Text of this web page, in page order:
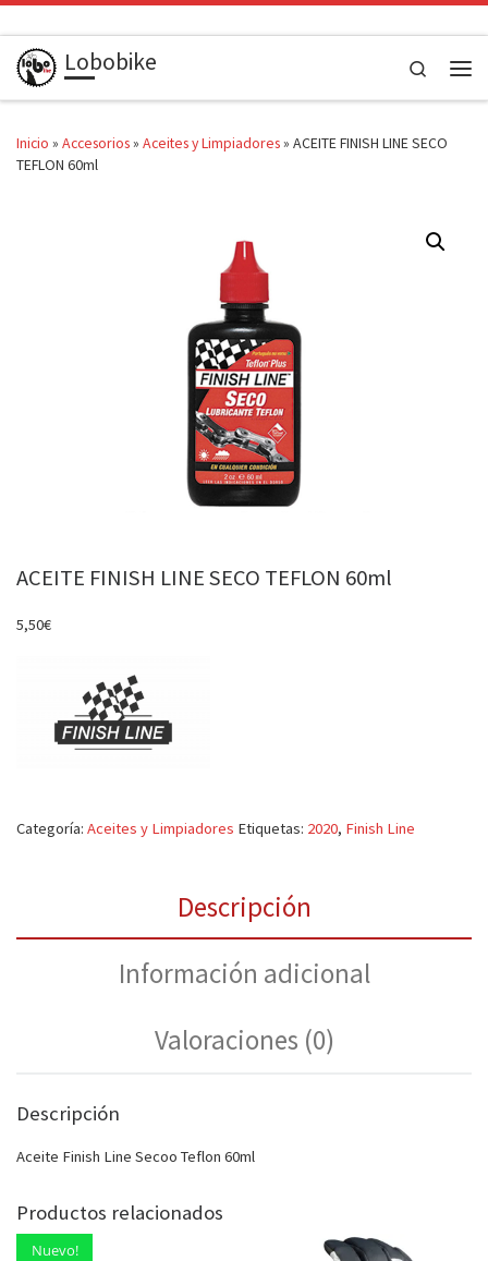
Saltar al contenido
Lobobike
Search
Inicio » Accesorios» Aceites y Limpiadores» ACEITE FINISH LINE SECO
TEFLON 60ml
ACEITE FINISH LINE SECO TEFLON 60ml
5,50€
Categoría: Aceites y Limpiadores Etiquetas: 2020, Finish Line
Descripción
Información adicional
Valoraciones (0)
Descripción
Aceite Finish Line Secoo Teflon 60ml
Productos relacionados
Nuevo!